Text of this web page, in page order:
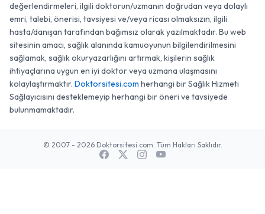
değerlendirmeleri, ilgili doktorun/uzmanın doğrudan veya dolaylı
emri, talebi, önerisi, tavsiyesi ve/veya ricası olmaksızın, ilgili
hasta/danışan tarafından bağımsız olarak yazılmaktadır. Bu web
sitesinin amacı, sağlık alanında kamuoyunun bilgilendirilmesini
sağlamak, sağlık okuryazarlığını artırmak, kişilerin sağlık
ihtiyaçlarına uygun en iyi doktor veya uzmana ulaşmasını
kolaylaştırmaktır. Doktorsitesi.com herhangi bir Sağlık Hizmeti
Sağlayıcısını desteklemeyip herhangi bir öneri ve tavsiyede
bulunmamaktadır.
© 2007 - 2026 Doktorsitesi.com. Tüm Hakları Saklıdır.